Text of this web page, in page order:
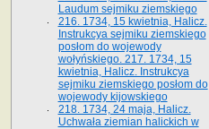
Laudum sejmiku ziemskiego
216. 1734, 15 kwietnia, Halicz.
Instrukcya sejmiku ziemskiego
posłom do wojewody
wołyńskiego. 217. 1734, 15
kwietnia, Halicz. Instrukcya
sejmiku ziemskiego posłom do
wojewody kijowskiego
218. 1734, 24 maja, Halicz.
Uchwała ziemian halickich w